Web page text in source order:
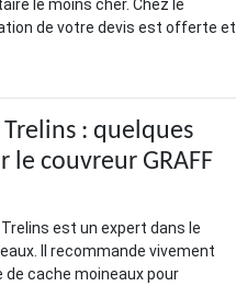
le moins cher. Chez le
de votre devis est offerte et
: quelques
le couvreur GRAFF
est un expert dans le
Il recommande vivement
de cache moineaux pour